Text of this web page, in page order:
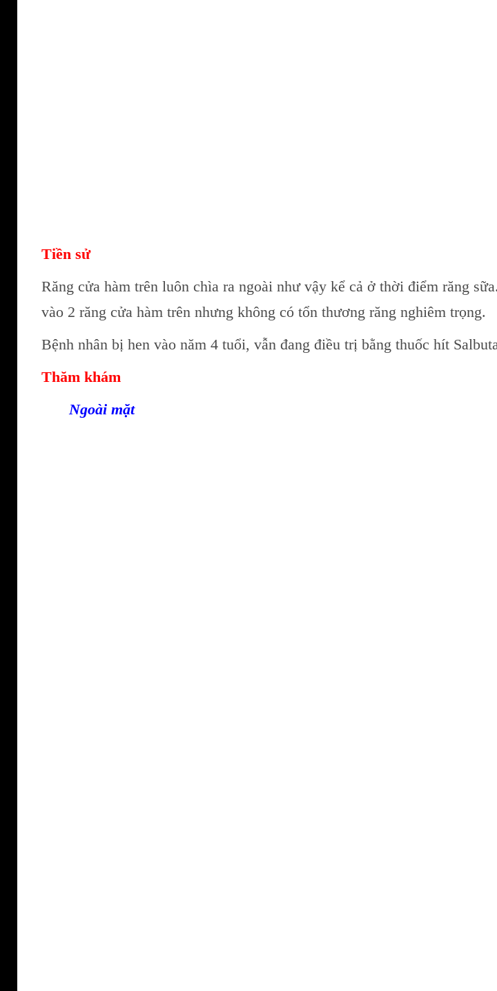
Tiền sử
Răng cửa hàm trên luôn chìa ra ngoài như vậy kể cả ở thời điểm răng
vào 2 răng cửa hàm trên nhưng không có tổn thương răng nghiêm trọng.
Bệnh nhân bị hen vào năm 4 tuổi, vẫn đang điều trị bằng thuốc hít
Thăm khám
Ngoài mặt